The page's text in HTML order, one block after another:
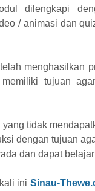
dilengkapi
/ animasi dan
menghasilkan
tujuan
tidak
dengan tujuan
dan dapat
ini Sinau-